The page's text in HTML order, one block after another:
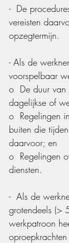
-  De
vereisten
opzegtermijn.
- Als de
voorspelbaar
o  De duur van
dagelijkse of
o  Regelingen
buiten die
daarvoor; en
o  Regelingen
diensten.
-  Als de
grotendeels (>
werkpatroon